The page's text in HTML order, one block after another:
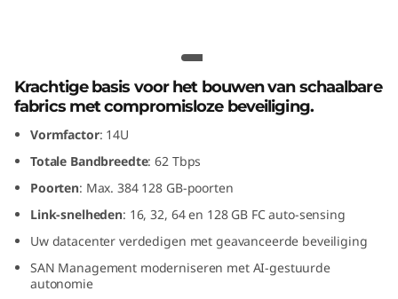
b
e
C
Lenovo X8-8 Gen 8 Fibre Channel
Director
Krachtige basis voor het bouwen van schaalbare
fabrics met compromisloze beveiliging.
Vormfactor: 14U
Totale Bandbreedte: 62 Tbps
Poorten: Max. 384 128 GB-poorten
Link-snelheden: 16, 32, 64 en 128 GB FC auto-sensing
Uw datacenter verdedigen met geavanceerde beveiliging
SAN Management moderniseren met AI-gestuurde
autonomie